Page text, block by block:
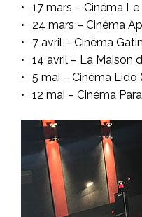
17 mars – Cinéma
24 mars – Cinéma
7 avril – Cinéma
14 avril – La Maison
5 mai – Cinéma Lido
12 mai – Cinéma